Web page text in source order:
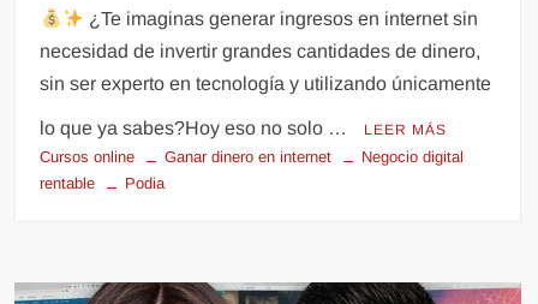
¿Te imaginas generar ingresos en internet sin
necesidad de invertir grandes cantidades de dinero,
sin ser experto en tecnología y utilizando únicamente
lo que ya sabes?Hoy eso no solo … LEER MÁS
Cursos online Ganar dinero en internet
Negocio digital
rentable
Podia